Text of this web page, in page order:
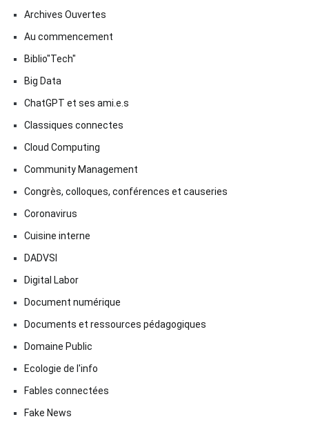
Archives Ouvertes
Au commencement
Biblio"Tech"
Big Data
ChatGPT et ses ami.e.s
Classiques connectes
Cloud Computing
Community Management
Congrès, colloques, conférences et causeries
Coronavirus
Cuisine interne
DADVSI
Digital Labor
Document numérique
Documents et ressources pédagogiques
Domaine Public
Ecologie de l'info
Fables connectées
Fake News